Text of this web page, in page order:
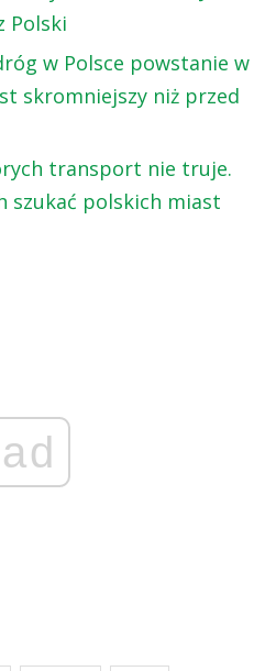
Polski
w Polsce powstanie w
skromniejszy niż przed
transport nie truje.
szukać polskich miast
ad